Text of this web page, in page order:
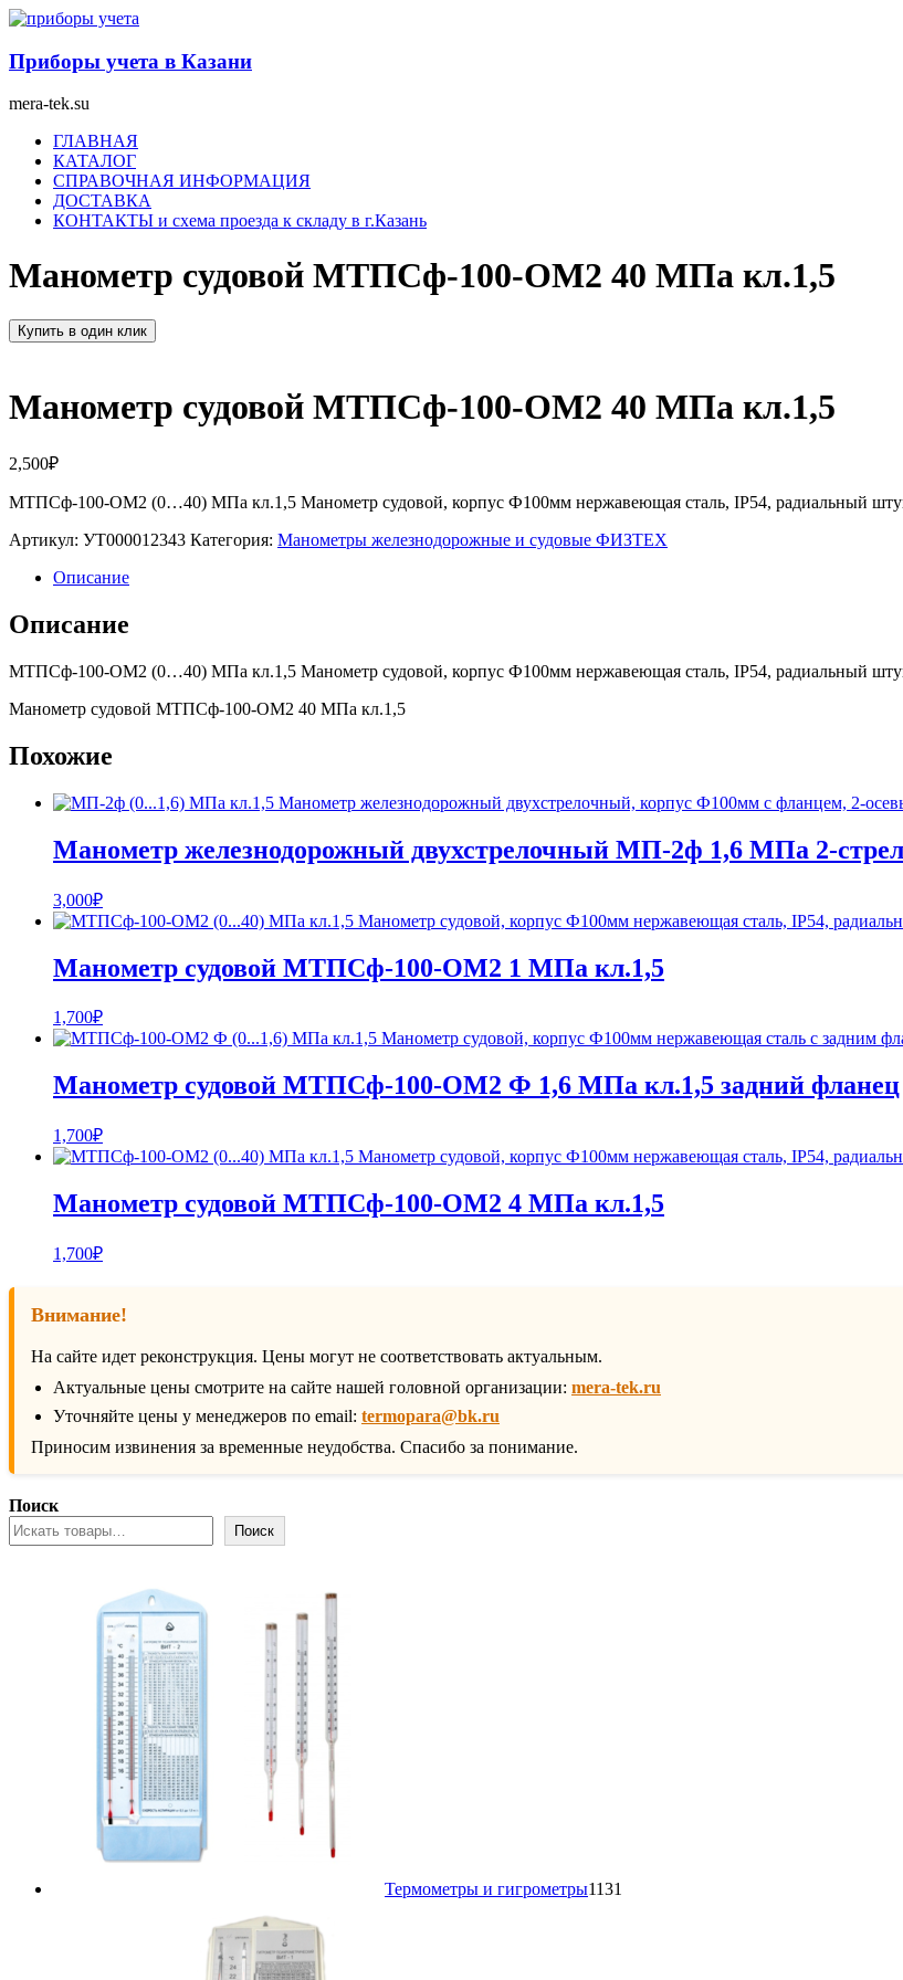
Перейти
содержимому
Приборы учета в Казани
mera-tek.su
МенюГЛАВНАЯ
КАТАЛОГ
СПРАВОЧНАЯ ИНФОРМАЦИЯ
ДОСТАВКА
КОНТАКТЫ и схема проезда к складу в г.Казань
Манометр судовой МТПСф-100-ОМ2 40 МПа кл.1,5
Купить в один клик
Манометр судовой МТПСф-100-ОМ2 40 МПа кл.1,5
2,500₽
МТПСф-100-ОМ2 (0…40) МПа кл.1,5 Манометр судовой, корпус Ф100мм нержавеющая сталь, IP54, радиальный
Артикул: УТ000012343 Категория: Манометры железнодорожные и судовые ФИЗТЕХ
Описание
Описание
МТПСф-100-ОМ2 (0…40) МПа кл.1,5 Манометр судовой, корпус Ф100мм нержавеющая сталь, IP54, радиальный
Манометр судовой МТПСф-100-ОМ2 40 МПа кл.1,5
Похожие
Манометр железнодорожный двухстрелочный МП-2ф 1,6 МПа 2-
3,000₽
Манометр судовой МТПСф-100-ОМ2 1 МПа кл.1,5
1,700₽
Манометр судовой МТПСф-100-ОМ2 Ф 1,6 МПа кл.1,5 задний фланец
1,700₽
Манометр судовой МТПСф-100-ОМ2 4 МПа кл.1,5
1,700₽
Внимание!
На сайте идет реконструкция. Цены могут не соответствовать актуальным.
Актуальные цены смотрите на сайте нашей головной организации: mera-tek.ru
Уточняйте цены у менеджеров по email: termopara@bk.ru
Приносим извинения за временные неудобства. Спасибо за понимание.
Поиск
Поиск
Термометры и гигрометры1131